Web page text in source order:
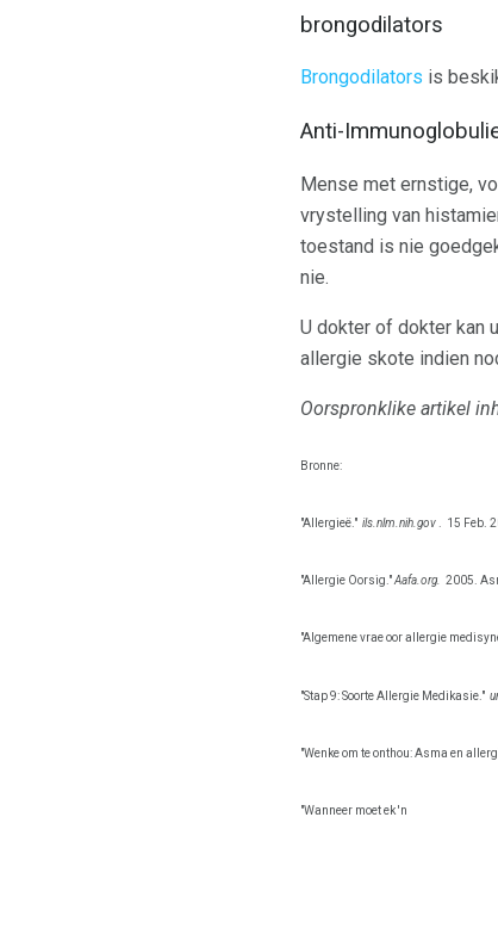
brongodilators
Brongodilators is
Anti-
Mense met ernstige,
vrystelling van
toestand is nie
nie.
U dokter of dokter kan
allergie skote indien
Oorspronklike artikel
Bronne:
"Allergieë." ils.nlm.nih.gov 15 Feb.
"Allergie Oorsig."Aafa.org. 2005.
"Algemene vrae oor allergie
"Stap 9: Soorte Allergie Medikasie."
"Wenke om te onthou: Asma en
"Wanneer moet ek 'n